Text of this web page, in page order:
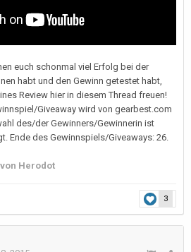
euch schonmal viel Erfolg bei der
habt und den Gewinn getestet habt,
Review hier in diesem Thread freuen!
Giveaway wird von gearbest.com
des/der Gewinners/Gewinnerin ist
Ende des Gewinnspiels/Giveaways: 26.
von Herodot
3